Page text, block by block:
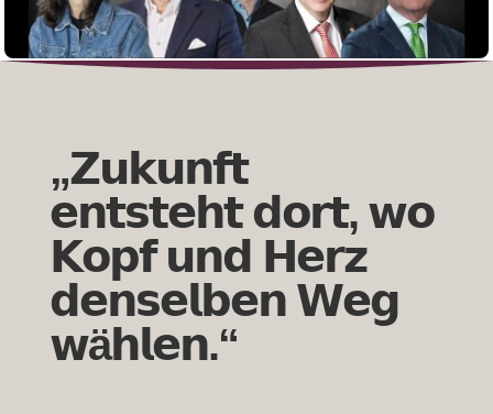
„𝗭𝘂𝗸𝘂𝗻𝗳𝘁
𝗲𝗻𝘁𝘀𝘁𝗲𝗵𝘁 𝗱𝗼𝗿𝘁, 𝘄𝗼
𝗞𝗼𝗽𝗳 𝘂𝗻𝗱 𝗛𝗲𝗿𝘇
𝗱𝗲𝗻𝘀𝗲𝗹𝗯𝗲𝗻 𝗪𝗲𝗴
𝘄ä𝗵𝗹𝗲𝗻.“